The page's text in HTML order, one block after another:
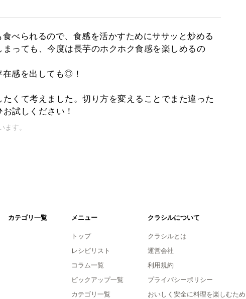
べられるので、食感を活かすためにササッと炒める
っても、今度は長芋のホクホク食感を楽しめるの
感を出しても◎！
くて考えました。切り方を変えることでまた違った
試しください！
す。
カテゴリ一覧 メニュー
トップ
レシピリスト
コラム一覧
ピックアップ一覧
カテゴリ一覧
クラシルについて
クラシルとは
運営会社
利用規約
プライバシーポリシー
おいしく安全に料理を楽しむため